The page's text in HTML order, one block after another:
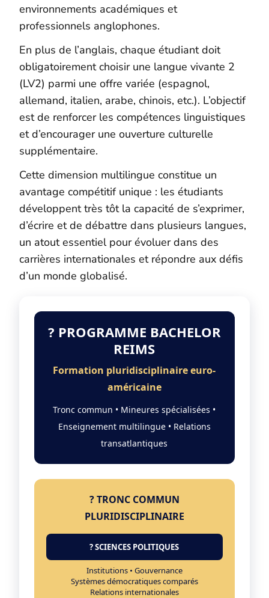
environnements académiques et
professionnels anglophones.
En plus de l’anglais, chaque étudiant doit
obligatoirement choisir une langue vivante 2
(LV2) parmi une offre variée (espagnol,
allemand, italien, arabe, chinois, etc.). L’objectif
est de renforcer les compétences linguistiques
et d’encourager une ouverture culturelle
supplémentaire.
Cette dimension multilingue constitue un
avantage compétitif unique : les étudiants
développent très tôt la capacité de s’exprimer,
d’écrire et de débattre dans plusieurs langues,
un atout essentiel pour évoluer dans des
carrières internationales et répondre aux défis
d’un monde globalisé.
? PROGRAMME BACHELOR
REIMS
Formation pluridisciplinaire euro-
américaine
Tronc commun • Mineures spécialisées •
Enseignement multilingue • Relations
transatlantiques
? TRONC COMMUN
PLURIDISCIPLINAIRE
?️ SCIENCES POLITIQUES
Institutions • Gouvernance
Systèmes démocratiques comparés
Relations internationales